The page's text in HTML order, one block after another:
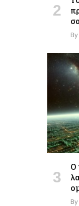
By
Ο
By